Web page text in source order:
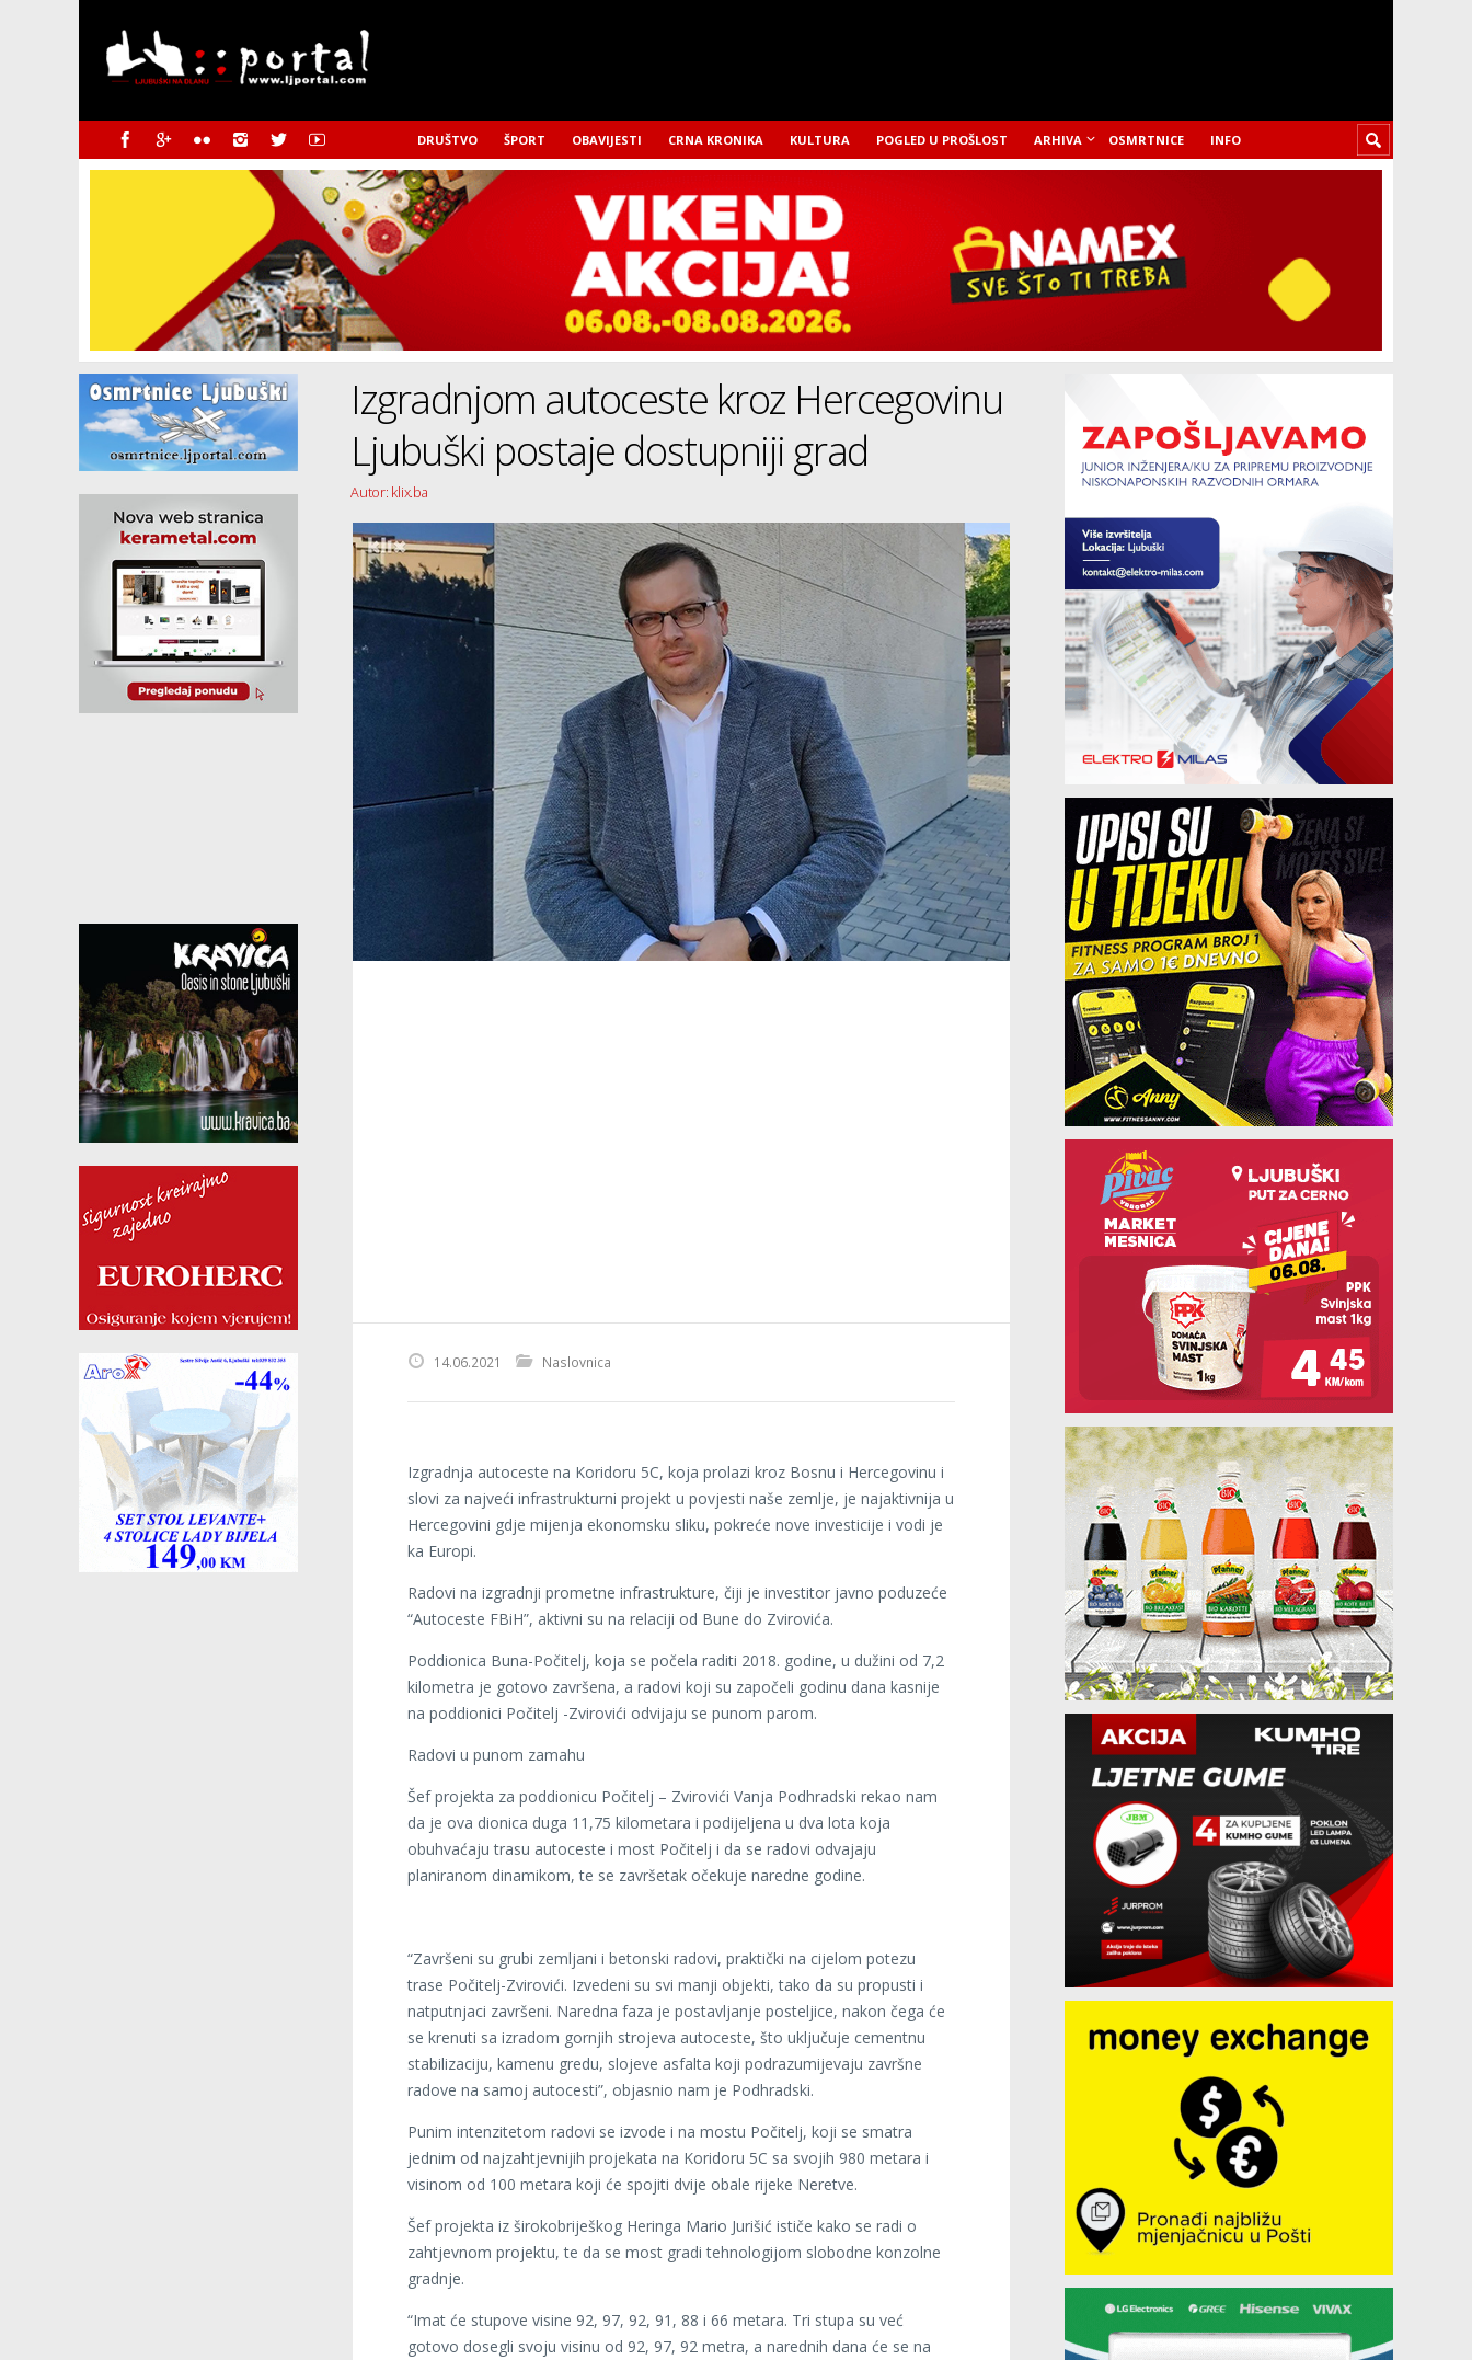
DRUŠTVO ŠPORT OBAVIJESTI CRNA KRONIKA KULTURA POGLED U PROŠLOST ARHIVA OSMRTNICE INFO
Izgradnjom autoceste kroz Hercegovinu
Ljubuški postaje dostupniji grad
Autor: klix.ba
14.06.2021 Naslovnica
Izgradnja autoceste na Koridoru 5C, koja prolazi kroz Bosnu i Hercegovinu i
slovi za najveći infrastrukturni projekt u povjesti naše zemlje, je najaktivnija u
Hercegovini gdje mijenja ekonomsku sliku, pokreće nove investicije i vodi je
ka Europi.
Radovi na izgradnji prometne infrastrukture, čiji je investitor javno poduzeće
“Autoceste FBiH”, aktivni su na relaciji od Bune do Zvirovića.
Poddionica Buna-Počitelj, koja se počela raditi 2018. godine, u dužini od 7,2
kilometra je gotovo završena, a radovi koji su započeli godinu dana kasnije
na poddionici Počitelj -Zvirovići odvijaju se punom parom.
Radovi u punom zamahu
Šef projekta za poddionicu Počitelj – Zvirovići Vanja Podhradski rekao nam
da je ova dionica duga 11,75 kilometara i podijeljena u dva lota koja
obuhvaćaju trasu autoceste i most Počitelj i da se radovi odvajaju
planiranom dinamikom, te se završetak očekuje naredne godine.
“Završeni su grubi zemljani i betonski radovi, praktički na cijelom potezu
trase Počitelj-Zvirovići. Izvedeni su svi manji objekti, tako da su propusti i
natputnjaci završeni. Naredna faza je postavljanje posteljice, nakon čega će
se krenuti sa izradom gornjih strojeva autoceste, što uključuje cementnu
stabilizaciju, kamenu gredu, slojeve asfalta koji podrazumijevaju završne
radove na samoj autocesti”, objasnio nam je Podhradski.
Punim intenzitetom radovi se izvode i na mostu Počitelj, koji se smatra
jednim od najzahtjevnijih projekata na Koridoru 5C sa svojih 980 metara i
visinom od 100 metara koji će spojiti dvije obale rijeke Neretve.
Šef projekta iz širokobriješkog Heringa Mario Jurišić ističe kako se radi o
zahtjevnom projektu, te da se most gradi tehnologijom slobodne konzolne
gradnje.
“Imat će stupove visine 92, 97, 92, 91, 88 i 66 metara. Tri stupa su već
gotovo dosegli svoju visinu od 92, 97, 92 metra, a narednih dana će se na